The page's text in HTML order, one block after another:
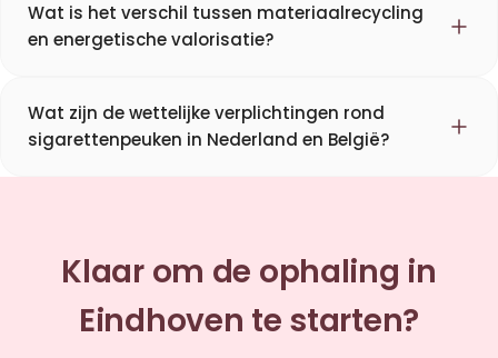
Wat is het verschil tussen materiaalrecycling
en energetische valorisatie?
Wat zijn de wettelijke verplichtingen rond
sigarettenpeuken in Nederland en België?
Klaar om de ophaling in
Eindhoven te starten?